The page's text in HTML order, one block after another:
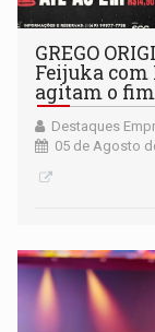
GREGO
Feijuka
agitam o
Destaques
05 de Agosto